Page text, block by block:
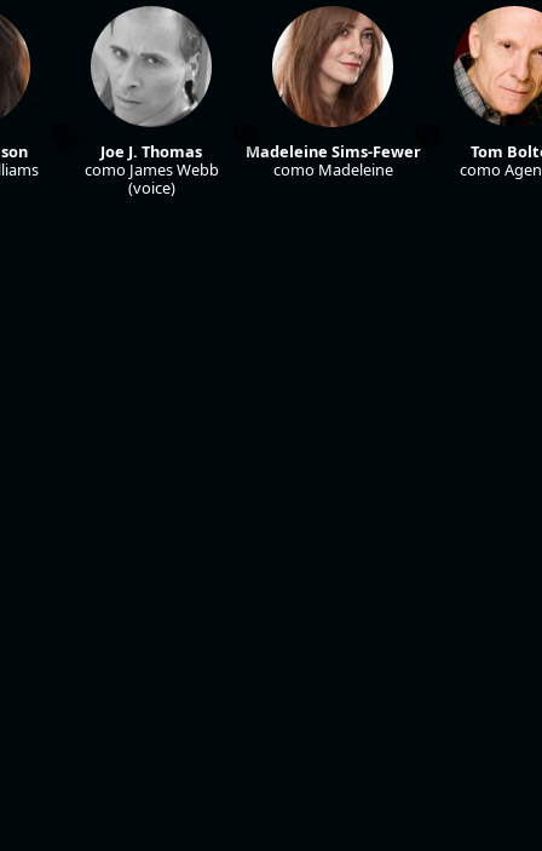
Joe J. Thomas
como James Webb
(voice)
Madeleine Sims-Fewer
como Madeleine
Tom
como